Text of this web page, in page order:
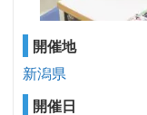
開催地
新潟県
開催日